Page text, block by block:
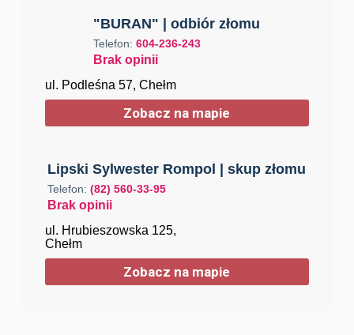
"BURAN" | оdbiór złomu
Telefon: 604-236-243
Brak opinii
ul. Podleśna 57, Chełm
Zobacz na mapie
Lipski Sylwester Rompol | skup złomu
Telefon: (82) 560-33-95
Brak opinii
ul. Hrubieszowska 125,
Chełm
Zobacz na mapie